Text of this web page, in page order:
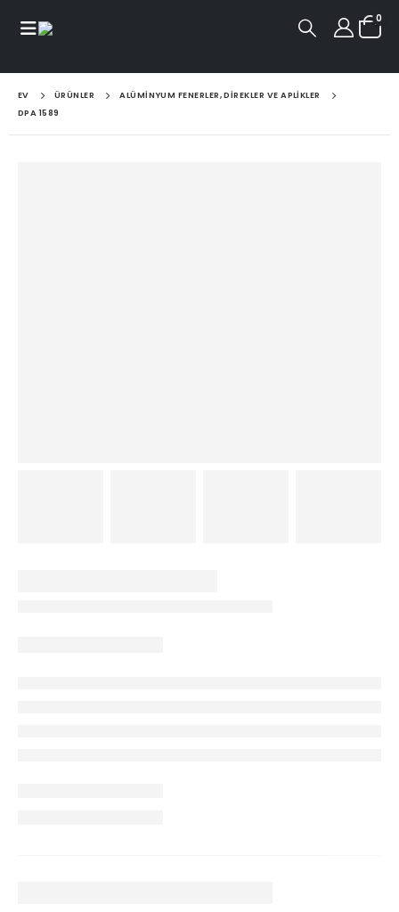
0
EV ÜRÜNLER
ALÜMINYUM FENERLER, DIREKLER VE APLIKLER
DPA 1589